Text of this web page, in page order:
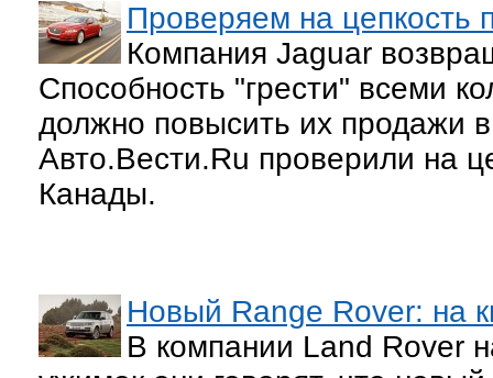
Проверяем на цепкость
Компания Jaguar
Способность "грести" всеми
должно повысить их продажи
Авто.Вести.Ru проверили на
Канады.
Новый Range Rover: на
В компании Land Rover